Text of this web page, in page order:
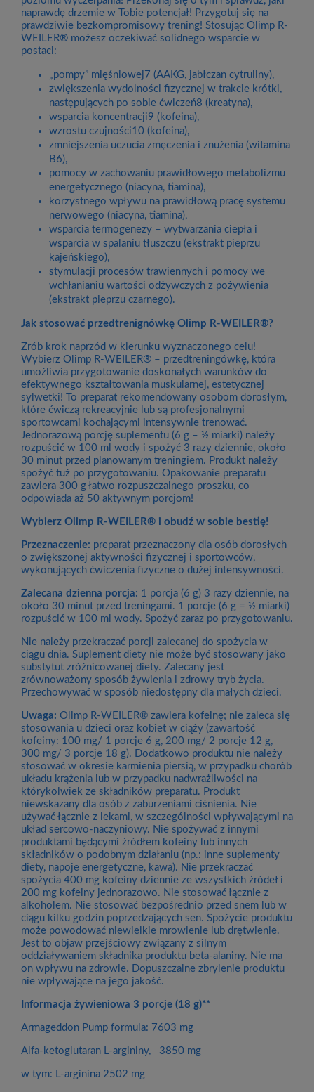
naprawdę drzemie w Tobie potencjał! Przygotuj się na
prawdziwie bezkompromisowy trening! Stosując Olimp R-
WEILER® możesz oczekiwać solidnego wsparcie w
postaci:
„pompy” mięśniowej7 (AAKG, jabłczan cytruliny),
zwiększenia wydolności fizycznej w trakcie krótki,
następujących po sobie ćwiczeń8 (kreatyna),
wsparcia koncentracji9 (kofeina),
wzrostu czujności10 (kofeina),
zmniejszenia uczucia zmęczenia i znużenia (witamina
B6),
pomocy w zachowaniu prawidłowego metabolizmu
energetycznego (niacyna, tiamina),
korzystnego wpływu na prawidłową pracę systemu
nerwowego (niacyna, tiamina),
wsparcia termogenezy – wytwarzania ciepła i
wsparcia w spalaniu tłuszczu (ekstrakt pieprzu
kajeńskiego),
stymulacji procesów trawiennych i pomocy we
wchłanianiu wartości odżywczych z pożywienia
(ekstrakt pieprzu czarnego).
Jak stosować przedtrenignówkę Olimp R-WEILER®?
Zrób krok naprzód w kierunku wyznaczonego celu!
Wybierz Olimp R-WEILER® – przedtreningówkę, która
umożliwia przygotowanie doskonałych warunków do
efektywnego kształtowania muskularnej, estetycznej
sylwetki! To preparat rekomendowany osobom dorosłym,
które ćwiczą rekreacyjnie lub są profesjonalnymi
sportowcami kochającymi intensywnie trenować.
Jednorazową porcję suplementu (6 g – ½ miarki) należy
rozpuścić w 100 ml wody i spożyć 3 razy dziennie, około
30 minut przed planowanym treningiem. Produkt należy
spożyć tuż po przygotowaniu. Opakowanie preparatu
zawiera 300 g łatwo rozpuszczalnego proszku, co
odpowiada aż 50 aktywnym porcjom!
Wybierz Olimp R-WEILER® i obudź w sobie bestię!
Przeznaczenie: preparat przeznaczony dla osób dorosłych
o zwiększonej aktywności fizycznej i sportowców,
wykonujących ćwiczenia fizyczne o dużej intensywności.
Zalecana dzienna porcja: 1 porcja (6 g) 3 razy dziennie, na
około 30 minut przed treningami. 1 porcje (6 g = ½ miarki)
rozpuścić w 100 ml wody. Spożyć zaraz po przygotowaniu.
Nie należy przekraczać porcji zalecanej do spożycia w
ciągu dnia. Suplement diety nie może być stosowany jako
substytut zróżnicowanej diety. Zalecany jest
zrównoważony sposób żywienia i zdrowy tryb życia.
Przechowywać w sposób niedostępny dla małych dzieci.
Uwaga: Olimp R-WEILER® zawiera kofeinę; nie zaleca się
stosowania u dzieci oraz kobiet w ciąży (zawartość
kofeiny: 100 mg/ 1 porcje 6 g, 200 mg/ 2 porcje 12 g,
300 mg/ 3 porcje 18 g). Dodatkowo produktu nie należy
stosować w okresie karmienia piersią, w przypadku chorób
układu krążenia lub w przypadku nadwrażliwości na
którykolwiek ze składników preparatu. Produkt
niewskazany dla osób z zaburzeniami ciśnienia. Nie
używać łącznie z lekami, w szczególności wpływającymi na
układ sercowo-naczyniowy. Nie spożywać z innymi
produktami będącymi źródłem kofeiny lub innych
składników o podobnym działaniu (np.: inne suplementy
diety, napoje energetyczne, kawa). Nie przekraczać
spożycia 400 mg kofeiny dziennie ze wszystkich źródeł i
200 mg kofeiny jednorazowo. Nie stosować łącznie z
alkoholem. Nie stosować bezpośrednio przed snem lub w
ciągu kilku godzin poprzedzających sen. Spożycie produktu
może powodować niewielkie mrowienie lub drętwienie.
Jest to objaw przejściowy związany z silnym
oddziaływaniem składnika produktu beta-alaniny. Nie ma
on wpływu na zdrowie. Dopuszczalne zbrylenie produktu
nie wpływające na jego jakość.
Informacja żywieniowa 3 porcje (18 g)**
Armageddon Pump formula: 7603 mg
Alfa-ketoglutaran L-argininy, 3850 mg
w tym: L-arginina 2502 mg